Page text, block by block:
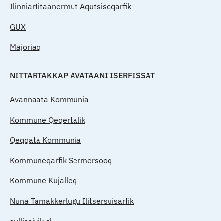
Ilinniartitaanermut Aqutsisoqarfik
GUX
Majoriaq
NITTARTAKKAP AVATAANI ISERFISSAT
Avannaata Kommunia
Kommune Qeqertalik
Qeqqata Kommunia
Kommuneqarfik Sermersooq
Kommune Kujalleq
Nuna Tamakkerlugu Ilitsersuisarfik